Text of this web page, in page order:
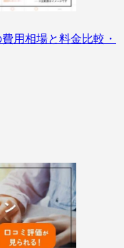
用相場と料金比較・